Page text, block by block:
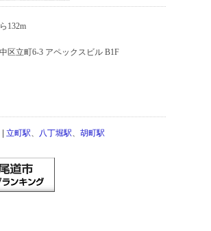
立町駅、 八丁堀駅、 胡町駅